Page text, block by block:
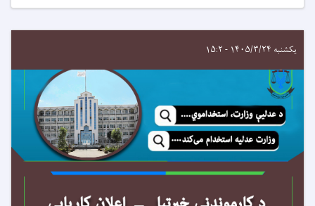
یکشنبه ۱۴۰۵/۳/۲۴ - ۱۵:۲